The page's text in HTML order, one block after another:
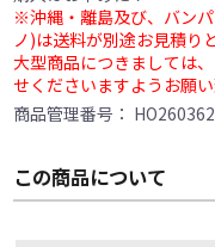
※沖縄・離島及び、バン
ノ)は送料が別途お見積り
大型商品につきましては
せくださいますようお願い
商品管理番号：
この商品について